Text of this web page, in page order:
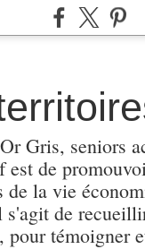
Gris, seniors
de
la vie
de
témoigner